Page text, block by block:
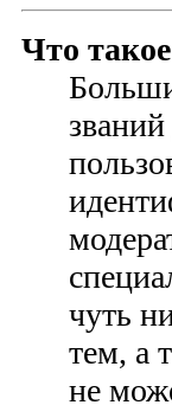
Что
чуть
тем, а
не